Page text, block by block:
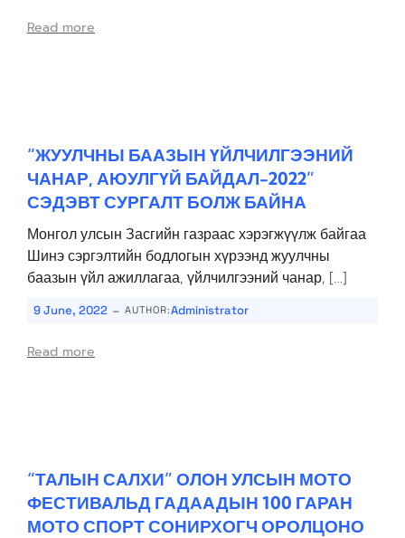
Read more
“ЖУУЛЧНЫ БААЗЫН ҮЙЛЧИЛГЭЭНИЙ
ЧАНАР, АЮУЛГҮЙ БАЙДАЛ-2022”
СЭДЭВТ СУРГАЛТ БОЛЖ БАЙНА
Монгол улсын Засгийн газраас хэрэгжүүлж байгаа
Шинэ сэргэлтийн бодлогын хүрээнд жуулчны
баазын үйл ажиллагаа, үйлчилгээний чанар, […]
9 June, 2022 - AUTHOR:Administrator
Read more
“ТАЛЫН САЛХИ” ОЛОН УЛСЫН МОТО
ФЕСТИВАЛЬД ГАДААДЫН 100 ГАРАН
МОТО СПОРТ СОНИРХОГЧ ОРОЛЦОНО